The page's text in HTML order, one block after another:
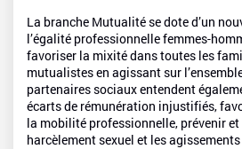
La branche Mutualité se dote d’un
l’égalité professionnelle femmes-
favoriser la mixité dans toutes les
mutualistes en agissant sur
partenaires sociaux entendent
écarts de rémunération injustifiés,
la mobilité professionnelle, prévenir
harcèlement sexuel et les